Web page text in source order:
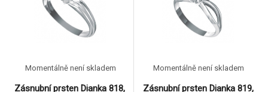
Zásnubní prsten Dianka 818,
Momentálně není skladem
Zásnubní prsten Dianka 819,
Momentálně není skladem